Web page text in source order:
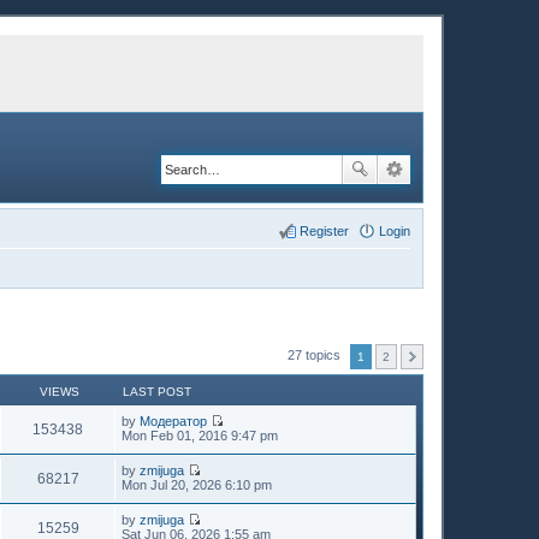
Login
Register
27 topics 1 2
VIEWS LAST POST
153438 by Модератор
V
t
h
l
Mon Feb 01, 2016 9:47 pm
68217 by zmijuga
V
Mon Jul 20, 2026 6:10 pm
15259 by zmijuga
V
Sat Jun 06, 2026 1:55 am